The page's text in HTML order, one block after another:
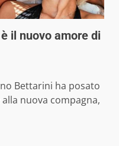
il nuovo amore di
Bettarini ha posato
nuova compagna,